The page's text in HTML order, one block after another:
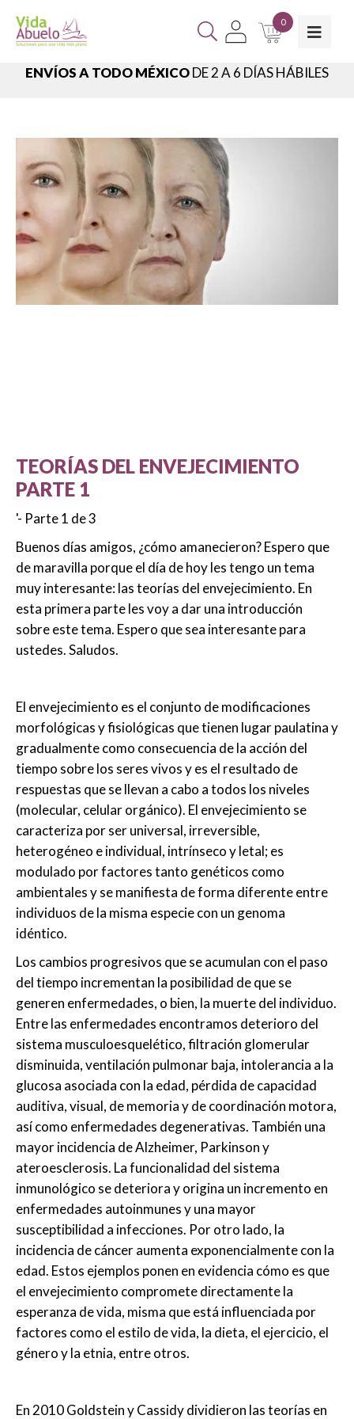
0
ENVÍOS A TODO MÉXICODE 2 A 6 DÍAS HÁBILES
TEORÍAS DEL ENVEJECIMIENTO
PARTE 1
'- Parte 1 de 3
Buenos días amigos, ¿cómo amanecieron? Espero que
de maravilla porque el día de hoy les tengo un tema
muy interesante: las teorías del envejecimiento. En
esta primera parte les voy a dar una introducción
sobre este tema. Espero que sea interesante para
ustedes. Saludos.
El envejecimiento es el conjunto de modificaciones
morfológicas y fisiológicas que tienen lugar paulatina y
gradualmente como consecuencia de la acción del
tiempo sobre los seres vivos y es el resultado de
respuestas que se llevan a cabo a todos los niveles
(molecular, celular orgánico). El envejecimiento se
caracteriza por ser universal, irreversible,
heterogéneo e individual, intrínseco y letal; es
modulado por factores tanto genéticos como
ambientales y se manifiesta de forma diferente entre
individuos de la misma especie con un genoma
idéntico.
Los cambios progresivos que se acumulan con el paso
del tiempo incrementan la posibilidad de que se
generen enfermedades, o bien, la muerte del individuo.
Entre las enfermedades encontramos deterioro del
sistema musculoesquelético, filtración glomerular
disminuida, ventilación pulmonar baja, intolerancia a la
glucosa asociada con la edad, pérdida de capacidad
auditiva, visual, de memoria y de coordinación motora,
así como enfermedades degenerativas. También una
mayor incidencia de Alzheimer, Parkinson y
ateroesclerosis. La funcionalidad del sistema
inmunológico se deteriora y origina un incremento en
enfermedades autoinmunes y una mayor
susceptibilidad a infecciones. Por otro lado, la
incidencia de cáncer aumenta exponencialmente con la
edad. Estos ejemplos ponen en evidencia cómo es que
el envejecimiento compromete directamente la
esperanza de vida, misma que está influenciada por
factores como el estilo de vida, la dieta, el ejercicio, el
género y la etnia, entre otros.
En 2010 Goldstein y Cassidy dividieron las teorías en